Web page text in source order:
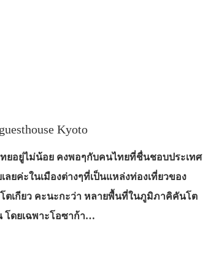
Kyoto
อยู่ไม่น้อย คงพอๆกับคนไทยที่ชื่นชอบประเทศ
ยค่ะในเมืองต่างๆที่เป็นแหล่งท่องเที่ยวของ
ตเกียว คะนะกะว่า หลายพื้นที่ในภูมิภาคิคันโต
ยเฉพาะโอซาก้า…